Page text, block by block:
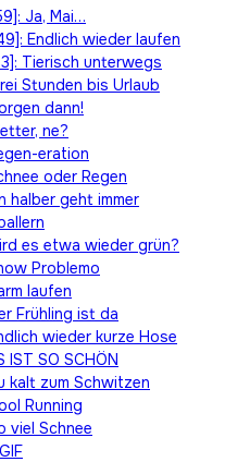
Ja, Mai…
Endlich wieder laufen
Tierisch unterwegs
Stunden bis Urlaub
dann!
ne?
eration
oder Regen
halber geht immer
es etwa wieder grün?
Problemo
laufen
Frühling ist da
wieder kurze Hose
SO SCHÖN
kalt zum Schwitzen
Running
viel Schnee